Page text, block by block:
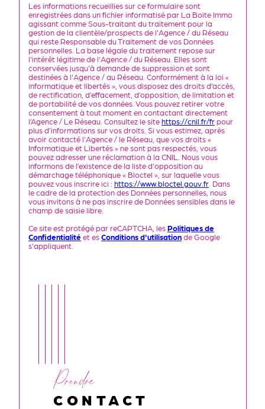
Les informations recueillies sur ce formulaire sont
enregistrées dans un fichier informatisé par La Boite Immo
agissant comme Sous-traitant du traitement pour la
gestion de la clientèle/prospects de l'Agence / du Réseau
qui reste Responsable du Traitement de vos Données
personnelles. La base légale du traitement repose sur
l'intérêt légitime de l'Agence / du Réseau. Elles sont
conservées jusqu'à demande de suppression et sont
destinées à l'Agence / au Réseau. Conformément à la loi «
informatique et libertés », vous disposez des droits d’accès,
de rectification, d’effacement, d’opposition, de limitation et
de portabilité de vos données. Vous pouvez retirer votre
consentement à tout moment en contactant directement
l’Agence / Le Réseau. Consultez le site https://cnil.fr/fr pour
plus d’informations sur vos droits. Si vous estimez, après
avoir contacté l'Agence / le Réseau, que vos droits «
Informatique et Libertés » ne sont pas respectés, vous
pouvez adresser une réclamation à la CNIL. Nous vous
informons de l’existence de la liste d'opposition au
démarchage téléphonique « Bloctel », sur laquelle vous
pouvez vous inscrire ici : https://www.bloctel.gouv.fr . Dans
le cadre de la protection des Données personnelles, nous
vous invitons à ne pas inscrire de Données sensibles dans le
champ de saisie libre.
Ce site est protégé par reCAPTCHA, les Politiques de
Confidentialité et es Conditions d'utilisation de Google
s'appliquent.
Prendre
CONTACT